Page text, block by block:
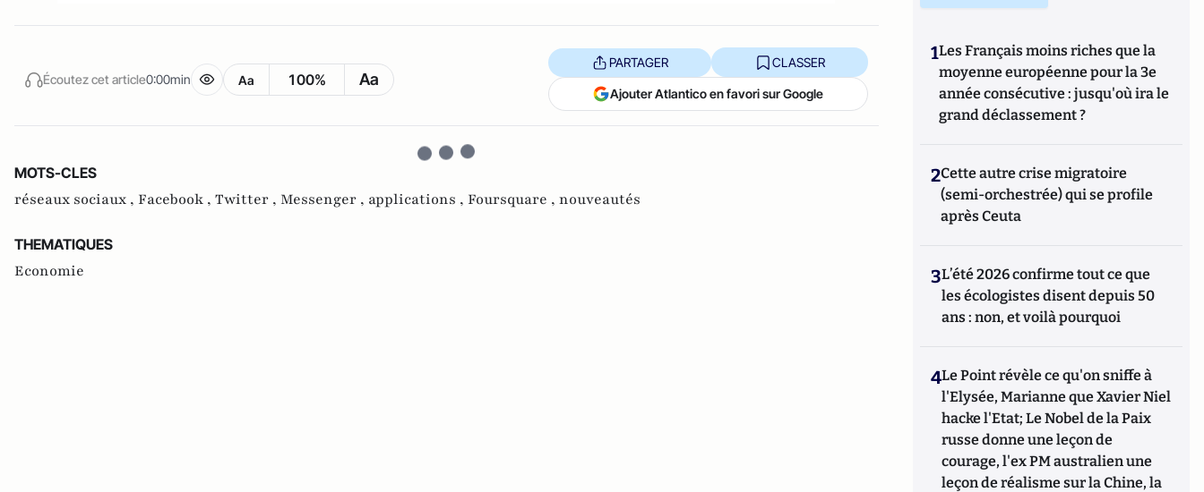
Écoutez cet article0:00min Aa 100% Aa
PARTAGER CLASSER
Ajouter Atlantico en favori sur Google
MOTS-CLES
réseaux sociaux , Facebook , Twitter , Messenger , applications , Foursquare , nouveautés
THEMATIQUES
Economie
1Les Français moins riches que la
moyenne européenne pour la 3e
année consécutive : jusqu'où ira le
grand déclassement ?
2Cette autre crise migratoire
(semi-orchestrée) qui se profile
après Ceuta
3L’été 2026 confirme tout ce que
les écologistes disent depuis 50
ans : non, et voilà pourquoi
4Le Point révèle ce qu'on sniffe à
l'Elysée, Marianne que Xavier Niel
hacke l'Etat; Le Nobel de la Paix
russe donne une leçon de
courage, l'ex PM australien une
leçon de réalisme sur la Chine, la